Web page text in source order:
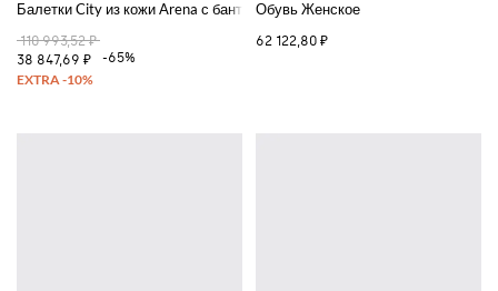
Балетки City из кожи Arena с бантами
110 993,52 ₽
38 847,69 ₽
-65%
Обувь Женское
62 122,80 ₽